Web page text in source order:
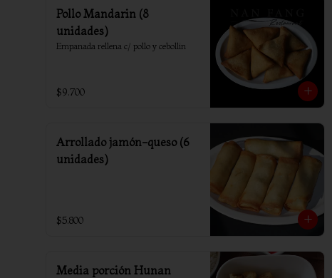
Pollo Mandarin (8
unidades)
Empanada rellena c/ pollo y cebollin
$9.700
Arrollado jamón-queso (6
unidades)
$5.800
Media porción Hunan